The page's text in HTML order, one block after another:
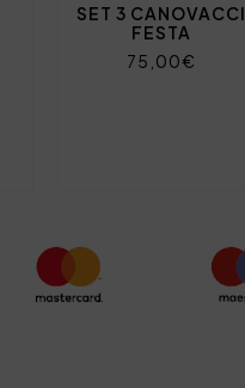
SET 3 CANOVACCI
FESTA
75,00€